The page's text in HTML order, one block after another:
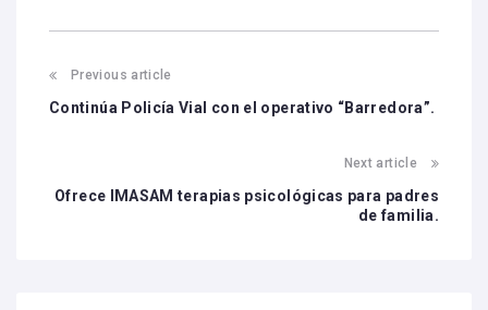
Previous article
Continúa Policía Vial con el operativo “Barredora”.
Next article
Ofrece IMASAM terapias psicológicas para padres
de familia.